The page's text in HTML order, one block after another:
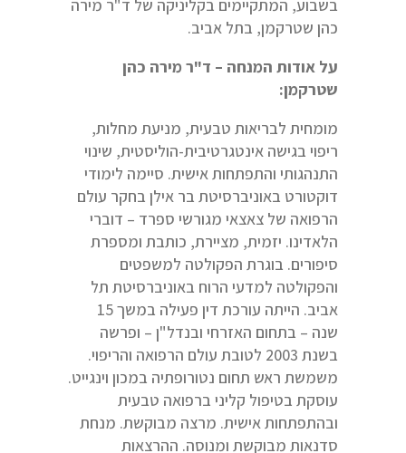
בשבוע, המתקיימים בקליניקה של ד"ר מירה
כהן שטרקמן, בתל אביב.
על אודות המנחה – ד"ר מירה כהן
שטרקמן:
מומחית לבריאות טבעית, מניעת מחלות,
ריפוי בגישה אינטגרטיבית-הוליסטית, שינוי
התנהגותי והתפתחות אישית. סיימה לימודי
דוקטורט באוניברסיטת בר אילן בחקר עולם
הרפואה של צאצאי מגורשי ספרד – דוברי
הלאדינו. יזמית, מציירת, כותבת ומספרת
סיפורים. בוגרת הפקולטה למשפטים
והפקולטה למדעי הרוח באוניברסיטת תל
אביב. הייתה עורכת דין פעילה במשך 15
שנה – בתחום האזרחי ובנדל"ן – ופרשה
בשנת 2003 לטובת עולם הרפואה והריפוי.
משמשת ראש תחום נטורופתיה במכון וינגייט.
עוסקת בטיפול קליני ברפואה טבעית
ובהתפתחות אישית. מרצה מבוקשת. מנחת
סדנאות מבוקשת ומנוסה. ההרצאות